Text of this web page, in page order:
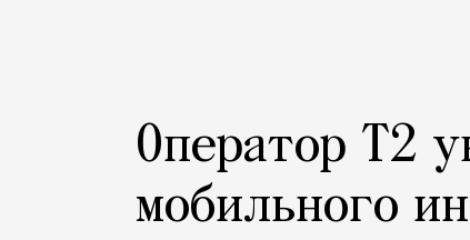
Оператор Т2
мобильного